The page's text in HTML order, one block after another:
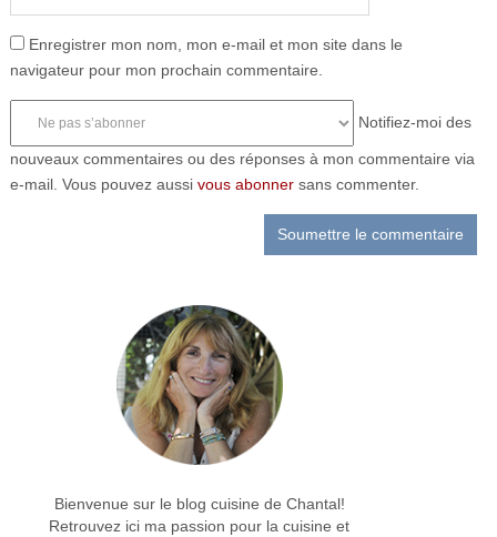
Enregistrer mon nom, mon e-mail et mon site dans le
navigateur pour mon prochain commentaire.
Notifiez-moi des
nouveaux commentaires ou des réponses à mon commentaire via
e-mail. Vous pouvez aussi vous abonnersans commenter.
Bienvenue sur le blog cuisine de Chantal!
Retrouvez ici ma passion pour la cuisine et